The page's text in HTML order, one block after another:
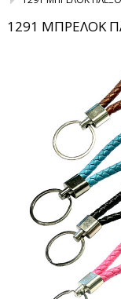
1291 ΜΠΡΕΛΟΚ